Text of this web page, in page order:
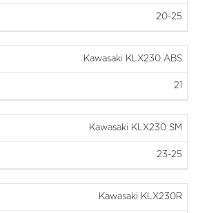
20-25
Kawasaki KLX230 ABS
21
Kawasaki KLX230 SM
23-25
Kawasaki KLX230R